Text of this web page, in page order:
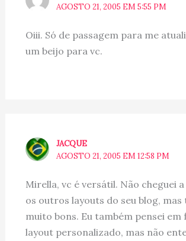
AGOSTO 21, 2005 EM 5:55 PM
Oiii. Só de passagem para me
um beijo para vc.
JACQUE
AGOSTO 21, 2005 EM 12:58 PM
Mirella, vc é versátil. Não cheguei
os outros layouts do seu blog, mas
muito bons. Eu também pensei em
layout personalizado, mas não